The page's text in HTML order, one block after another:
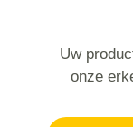
Uw
onze